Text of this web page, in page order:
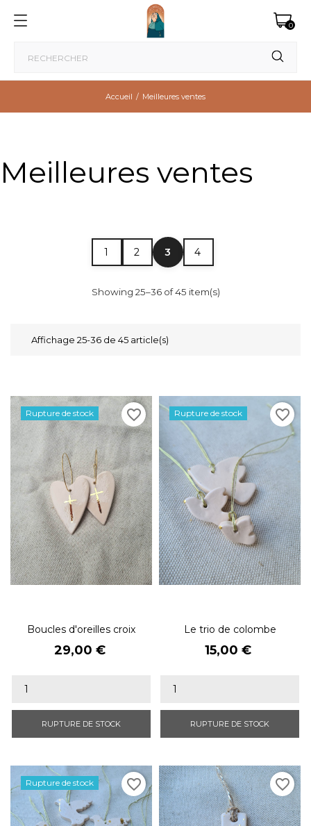
0
Accueil Meilleures ventes
Meilleures ventes
1 2 3 4
Showing 25–36 of 45 item(s)
Affichage 25-36 de 45 article(s)
Boucles d'oreilles croix
Prix
29,00 €
RUPTURE DE STOCK
Rupture de stock favorite_border
Le trio de colombe
Prix
15,00 €
RUPTURE DE STOCK
Rupture de stock favorite_border
Rupture de stock favorite_border favorite_border